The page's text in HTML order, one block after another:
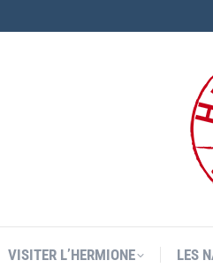
VISITER L’HERMIONE LES
VISITER L’HERMIONE LES